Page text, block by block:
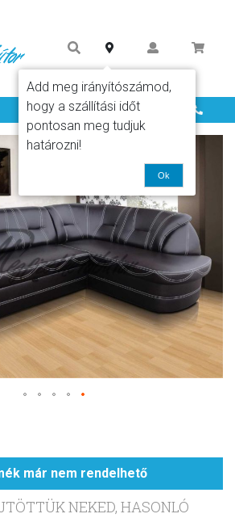
Info
már nem rendelhető
NEKED, HASONLÓ
Add meg irányítószámod,
hogy a szállítási időt
pontosan meg tudjuk
határozni!
Ok